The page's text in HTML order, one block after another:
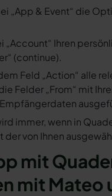
„App & Event“ die
„Account“ Ihren
(continue).
Feld „Action“ alle
Felder „From“ mit
Empfängerdaten
immer, wenn in
der von Ihnen
mit
mit Mateo